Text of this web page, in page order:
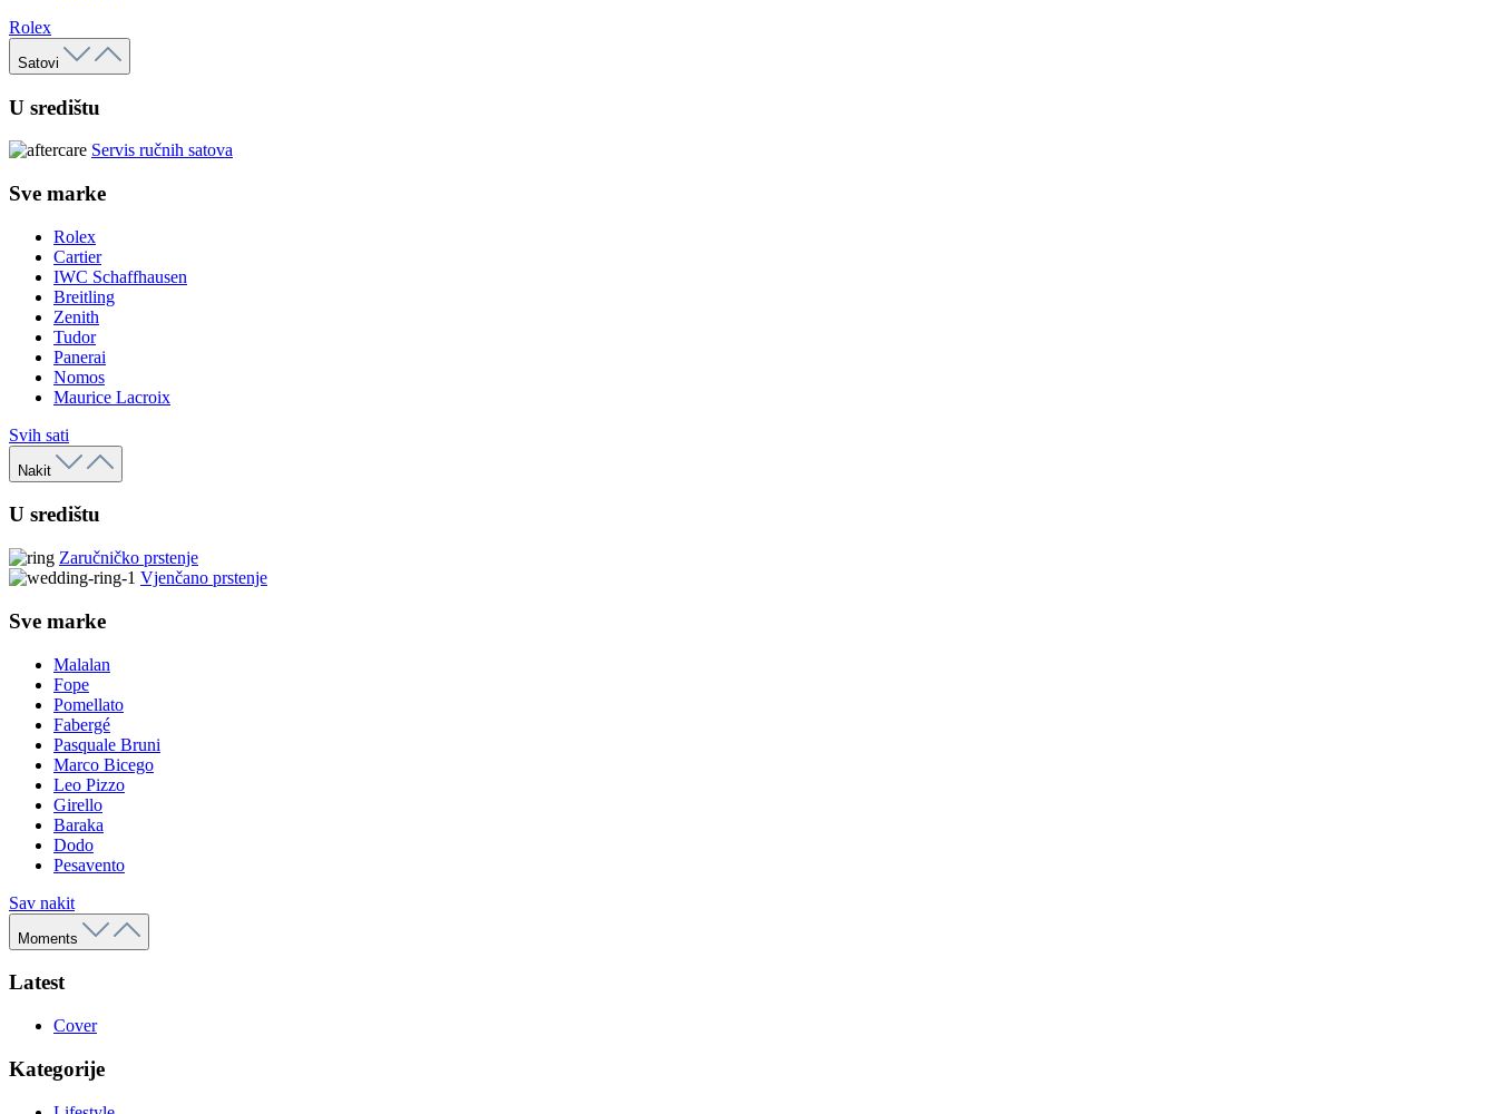
Rolex
Satovi
U središtu
Servis ručnih satova
Sve marke
Rolex
Cartier
IWC Schaffhausen
Breitling
Zenith
Tudor
Panerai
Nomos
Maurice Lacroix
Svih sati
Nakit
U središtu
Zaručničko prstenje
Vjenčano prstenje
Sve marke
Malalan
Fope
Pomellato
Fabergé
Pasquale Bruni
Marco Bicego
Leo Pizzo
Girello
Baraka
Dodo
Pesavento
Sav nakit
Moments
Latest
Cover
Kategorije